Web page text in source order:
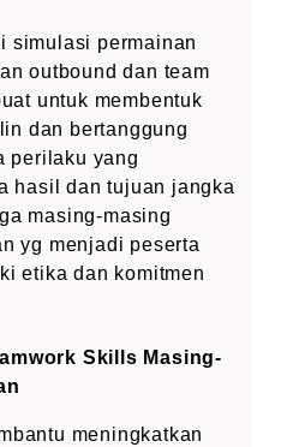
simulasi permainan
outbound dan team
untuk membentuk
dan bertanggung
perilaku yang
hasil dan tujuan jangka
masing-masing
yg menjadi peserta
etika dan komitmen
Skills Masing-
meningkatkan